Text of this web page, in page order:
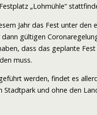
„Lohmühle“
Jahr das Fest unter den
gültigen
dass das geplante
muss.
werden, findet es
Stadtpark und ohne den